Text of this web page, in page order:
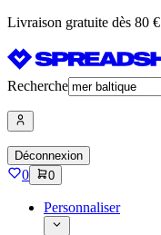
Livraison gratuite dès 80 €
Recherche
Déconnexion
0 0
Personnaliser